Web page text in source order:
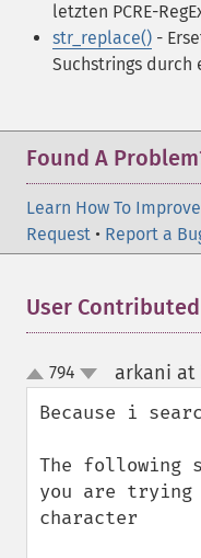
letzten PCRE-
str_replace() -
Suchstrings durch
Found A
Learn How To
Request • Report a
User
up
down
794 arkani
Because i
The following
you are trying
character